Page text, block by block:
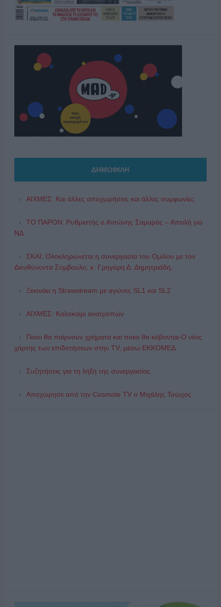
ΔΗΜΟΦΙΛΗ
ΑΙΧΜΕΣ: Και άλλες αποχωρήσεις και άλλες συμφωνίες
ΤΟ ΠΑΡΟΝ: Ρυθμιστής ο Αντώνης Σαμαράς – Απειλή για
ΝΔ
ΣΚΑΪ: Ολοκληρώνεται η συνεργασία του Ομίλου με τον
Διευθύνοντα Σύμβουλο, κ. Γρηγόρη Δ. Δημητριάδη,
Ξεκινάει η Strawstream με αγώνες SL1 και SL2
ΑΙΧΜΕΣ: Καλοκαίρι ανατροπών
Ποιοι θα παίρνουν χρήματα και ποιοι θα κόβονται-Ο νέος
χάρτης των επιδοτήσεων στην TV, μέσω ΕΚΚΟΜΕΔ
Συζητήσεις για τη λήξη της συνεργασίας
Αποχώρησε από την Cosmote TV o Μιχάλης Τσώχος